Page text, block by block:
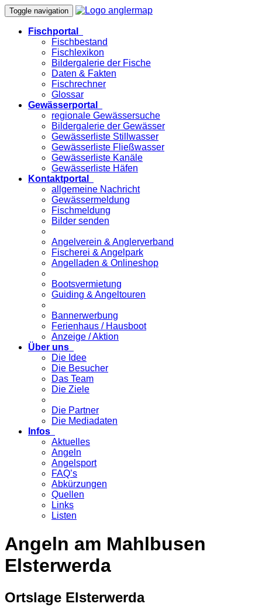
Toggle navigation
Fischportal
Fischbestand
Fischlexikon
Bildergalerie der Fische
Daten & Fakten
Fischrechner
Glossar
Gewässerportal
regionale Gewässersuche
Bildergalerie der Gewässer
Gewässerliste Stillwasser
Gewässerliste Fließwasser
Gewässerliste Kanäle
Gewässerliste Häfen
Kontaktportal
allgemeine Nachricht
Gewässermeldung
Fischmeldung
Bilder senden
Angelverein & Anglerverband
Fischerei & Angelpark
Angelladen & Onlineshop
Bootsvermietung
Guiding & Angeltouren
Bannerwerbung
Ferienhaus / Hausboot
Anzeige / Aktion
Über uns
Die Idee
Die Besucher
Das Team
Die Ziele
Die Partner
Die Mediadaten
Infos
Aktuelles
Angeln
Angelsport
FAQ’s
Abkürzungen
Quellen
Links
Listen
Angeln am Mahlbusen
Elsterwerda
Ortslage Elsterwerda